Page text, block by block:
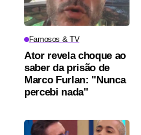
Famosos & TV
Ator revela choque ao
saber da prisão de
Marco Furlan: "Nunca
percebi nada"